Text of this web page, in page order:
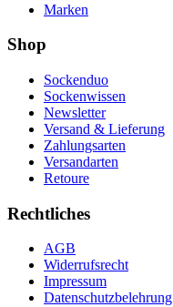
Marken
Shop
Sockenduo
Sockenwissen
Newsletter
Versand & Lieferung
Zahlungsarten
Versandarten
Retoure
Rechtliches
AGB
Widerrufsrecht
Impressum
Datenschutzbelehrung